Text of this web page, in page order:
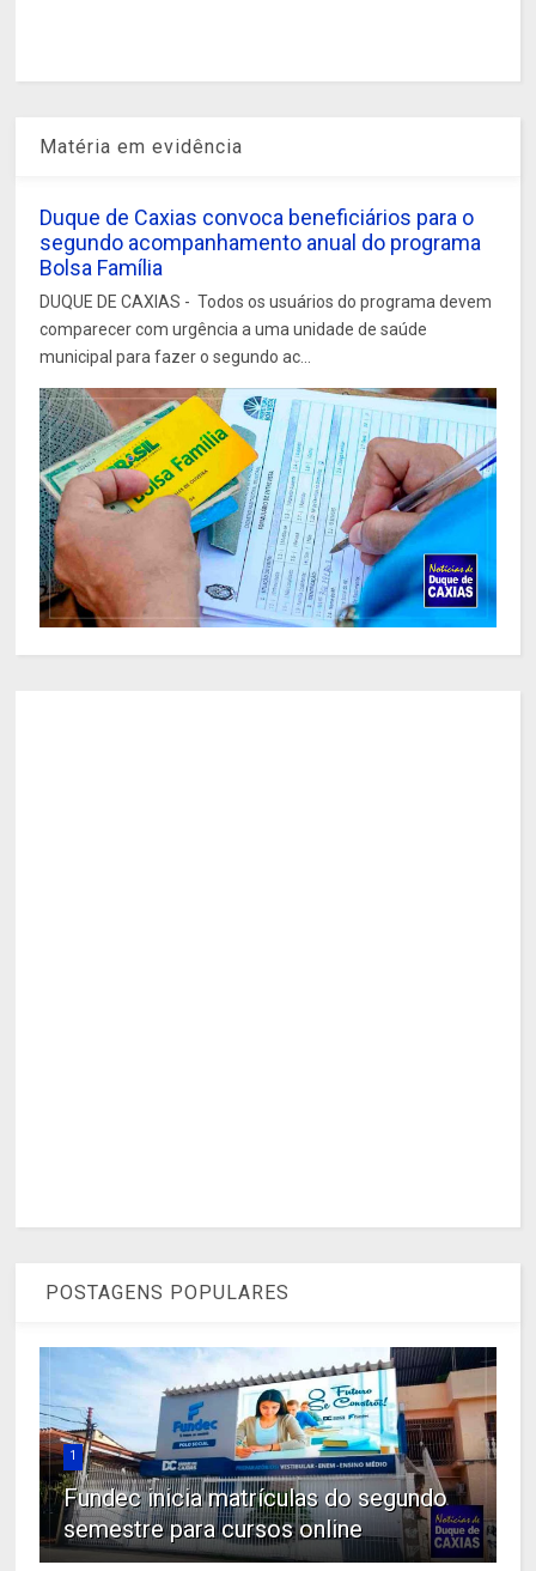
Matéria em evidência
Duque de Caxias convoca beneficiários para o
segundo acompanhamento anual do programa
Bolsa Família
DUQUE DE CAXIAS - Todos os usuários do programa devem
comparecer com urgência a uma unidade de saúde
municipal para fazer o segundo ac...
POSTAGENS POPULARES
1
Fundec inicia matrículas do segundo
semestre para cursos online